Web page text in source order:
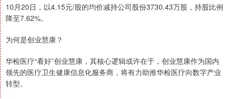
10月20日，以4.15元/股的均价减持公司股份3730.43万股，持股比例
降至7.62%。
为何是创业慧康？
华检医疗“看好”创业慧康，其核心逻辑或许在于，创业慧康作为国内
领先的医疗卫生健康信息化服务商，将有力助推华检医疗向数字产业
转型。